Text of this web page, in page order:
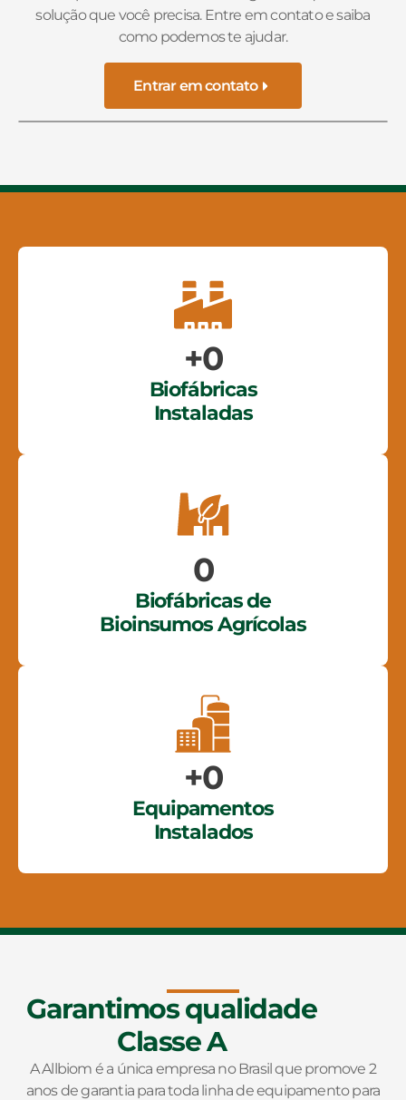
solução que você precisa. Entre em contato e saiba
como podemos te ajudar.
Entrar em contato
+0
Biofábricas
Instaladas
0
Biofábricas de
Bioinsumos Agrícolas
+0
Equipamentos
Instalados
Garantimos qualidade
Classe A
A Allbiom é a única empresa no Brasil que promove 2
anos de garantia para toda linha de equipamento para